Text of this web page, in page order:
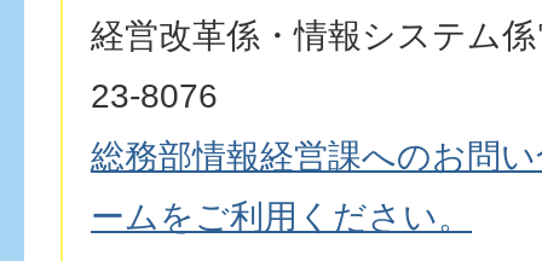
経営改革係・情報システム
23-8076
総務部情報経営課へのお問
ームをご利用ください。